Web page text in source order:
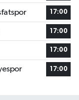
17:00
17:00
17:00
17:00